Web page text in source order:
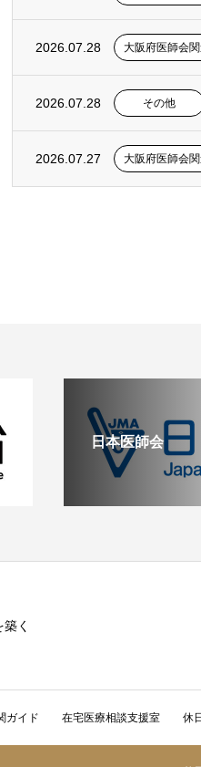
2026.07.28 大阪府医師会
2026.07.28 その他
2026.07.27 大阪府医師会
日本医師会
く
ガイド 在宅医療相談支援室 休